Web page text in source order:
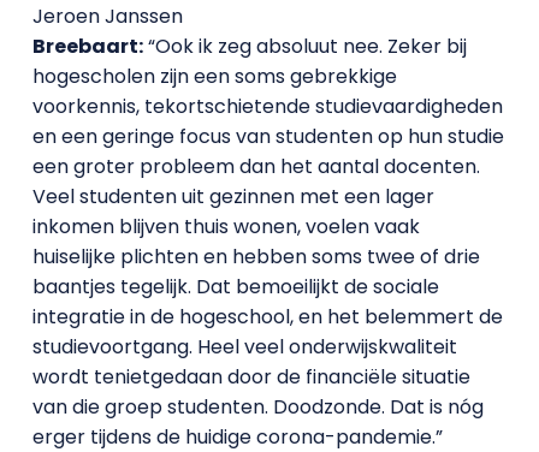
Jeroen Janssen
Breebaart:“Ook ik zeg absoluut nee. Zeker bij
hogescholen zijn een soms gebrekkige
voorkennis, tekortschietende studievaardigheden
en een geringe focus van studenten op hun studie
een groter probleem dan het aantal docenten.
Veel studenten uit gezinnen met een lager
inkomen blijven thuis wonen, voelen vaak
huiselijke plichten en hebben soms twee of drie
baantjes tegelijk. Dat bemoeilijkt de sociale
integratie in de hogeschool, en het belemmert de
studievoortgang. Heel veel onderwijskwaliteit
wordt tenietgedaan door de financiële situatie
van die groep studenten. Doodzonde. Dat is nóg
erger tijdens de huidige corona-pandemie.”